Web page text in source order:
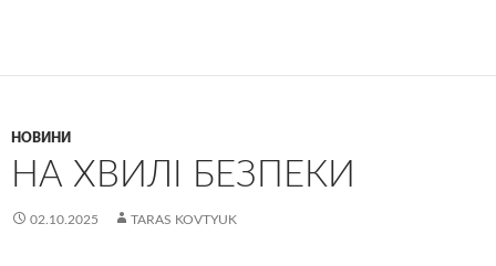
НОВИНИ
НА ХВИЛІ БЕЗПЕКИ
02.10.2025 TARAS KOVTYUK